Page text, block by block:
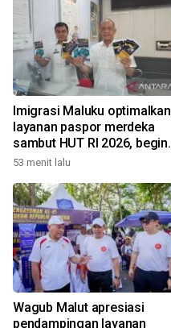
Imigrasi Maluku optimalkan
layanan paspor merdeka
sambut HUT RI 2026, begini
kata Kakanwil
53 menit lalu
Wagub Malut apresiasi
pendampingan layanan